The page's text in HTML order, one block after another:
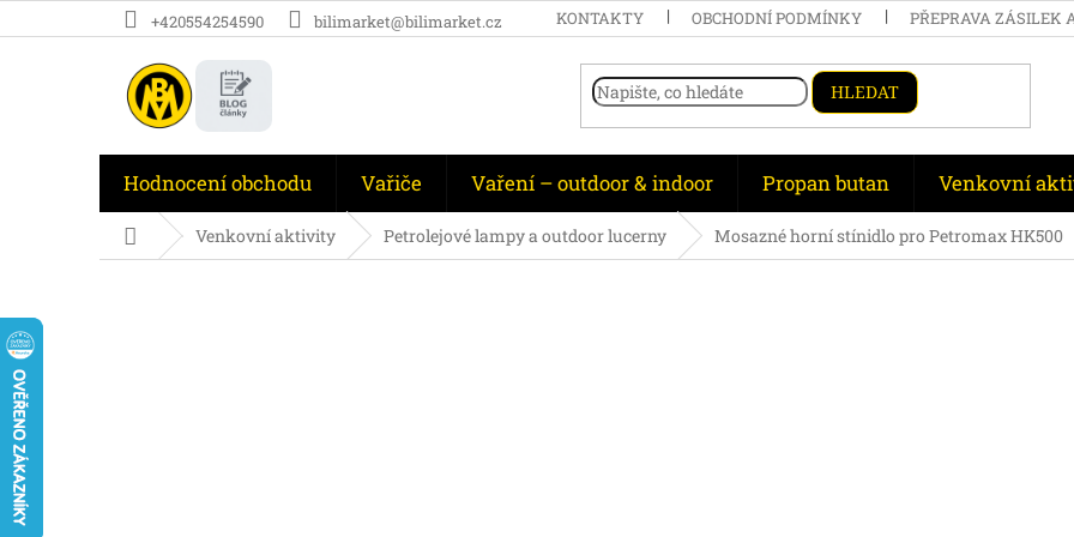
na
+420554254590 bilimarket@bilimarket.cz KONTAKTY OBCHODNÍ PODMÍNKY PŘEPRAVA ZÁSILEK A
HLEDAT
Hodnocení obchodu Vařiče Vaření – outdoor & indoor Propan butan Venkovní
Domů Venkovní aktivity Petrolejové lampy a outdoor lucerny Mosazné horní stínidlo pro Petromax HK500